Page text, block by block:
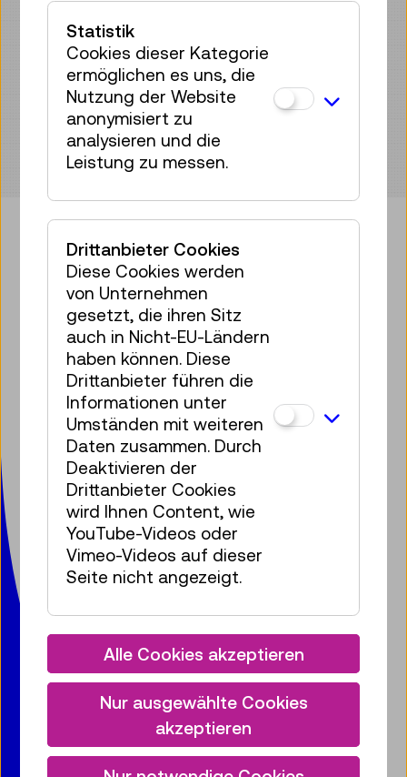
Bringen Sie etwas Technik in Ihr
Postfach!
Zum Newsletter anmelden
Facebook
Instagram
Pinterest
YouTube
LinkedIn
Bluesky
Technisches Museum Wien
mit Österreichischer Mediathek
Mariahilfer Straße 212
1140 Wien
T:+ 43 1 899 98-0
museumsbox@tmw.at
Presse Vermietung Kontakt
Jobs
Datenschutz
Impressum
Cookies
Statistik
Cookies dieser Kategorie
ermöglichen es uns, die
Nutzung der Website
anonymisiert zu
analysieren und die
Leistung zu messen.
Drittanbieter Cookies
Diese Cookies werden
von Unternehmen
gesetzt, die ihren Sitz
auch in Nicht-EU-Ländern
haben können. Diese
Drittanbieter führen die
Informationen unter
Umständen mit weiteren
Daten zusammen. Durch
Deaktivieren der
Drittanbieter Cookies
wird Ihnen Content, wie
YouTube-Videos oder
Vimeo-Videos auf dieser
Seite nicht angezeigt.
Alle Cookies akzeptieren
Nur ausgewählte Cookies
akzeptieren